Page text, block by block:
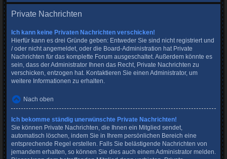
Private Nachrichten
Ich kann keine Privaten Nachrichten verschicken!
Hierfür kann es drei Gründe geben: Entweder Sie sind nicht registriert und
/ oder nicht angemeldet, oder die Board-Administration hat Private
Nachrichten für das komplette Forum ausgeschaltet. Außerdem könnte es
sein, dass der Administrator Ihnen das Recht, Private Nachrichten zu
verschicken, entzogen hat. Kontaktieren Sie einen Administrator, um
weitere Informationen zu erhalten.
Nach oben
Ich bekomme ständig unerwünschte Private Nachrichten!
Sie können Private Nachrichten, die Ihnen ein Mitglied sendet,
automatisch löschen, indem Sie in Ihrem persönlichen Bereich eine
entsprechende Regel erstellen. Falls Sie belästigende Nachrichten von
jemandem erhalten, so können Sie dies auch einem Administrator melden.